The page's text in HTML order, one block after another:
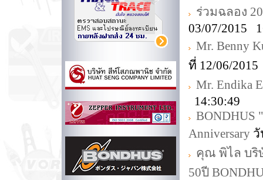
ร่วมฉลอง
03/07/2015
Mr. Benny
ที่ 12/06/
Mr. Endika
14:30:49
BONDHUS
Anniversary วั
คุณ พิไล บริ
50ปี